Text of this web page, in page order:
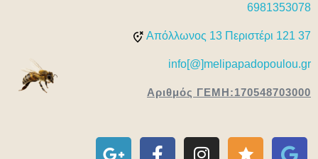
6981353078
Απόλλωνος 13 Περιστέρι 121 37
info[@]melipapadopoulou.gr
Αριθμός ΓΕΜΗ:170548703000